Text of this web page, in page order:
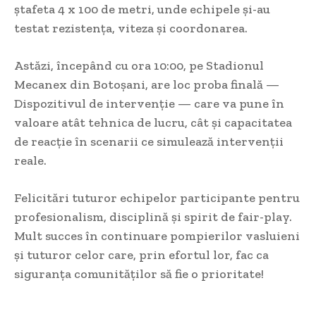
ștafeta 4 x 100 de metri, unde echipele și-au
testat rezistența, viteza și coordonarea.
Astăzi, începând cu ora 10:00, pe Stadionul
Mecanex din Botoșani, are loc proba finală —
Dispozitivul de intervenție — care va pune în
valoare atât tehnica de lucru, cât și capacitatea
de reacție în scenarii ce simulează intervenții
reale.
Felicitări tuturor echipelor participante pentru
profesionalism, disciplină și spirit de fair-play.
Mult succes în continuare pompierilor vasluieni
și tuturor celor care, prin efortul lor, fac ca
siguranța comunităților să fie o prioritate!